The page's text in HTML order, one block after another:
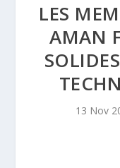
LES
AMAN
13 Nov